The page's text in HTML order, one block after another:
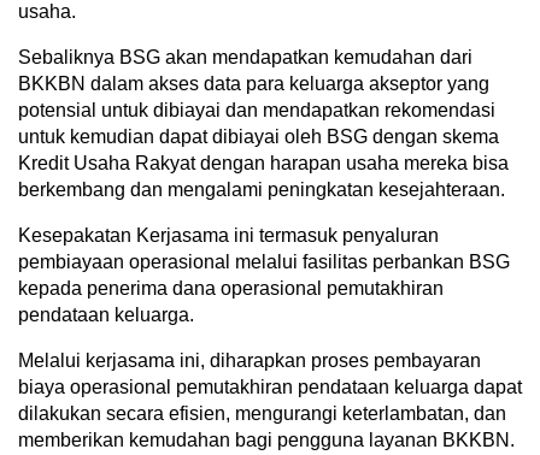
usaha.
Sebaliknya BSG akan mendapatkan kemudahan dari
BKKBN dalam akses data para keluarga akseptor yang
potensial untuk dibiayai dan mendapatkan rekomendasi
untuk kemudian dapat dibiayai oleh BSG dengan skema
Kredit Usaha Rakyat dengan harapan usaha mereka bisa
berkembang dan mengalami peningkatan kesejahteraan.
Kesepakatan Kerjasama ini termasuk penyaluran
pembiayaan operasional melalui fasilitas perbankan BSG
kepada penerima dana operasional pemutakhiran
pendataan keluarga.
Melalui kerjasama ini, diharapkan proses pembayaran
biaya operasional pemutakhiran pendataan keluarga dapat
dilakukan secara efisien, mengurangi keterlambatan, dan
memberikan kemudahan bagi pengguna layanan BKKBN.